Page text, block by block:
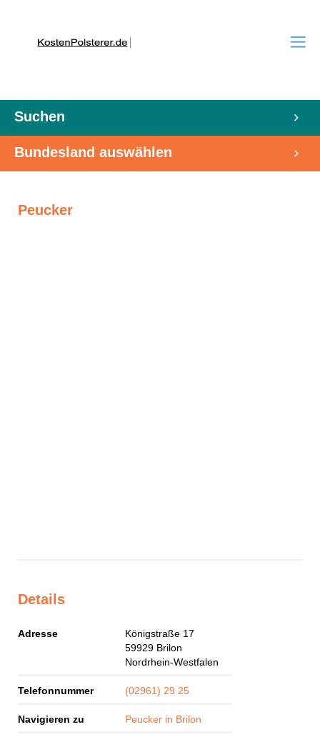
Suchen
Bundesland auswählen
Peucker
Details
Adresse
Königstraße 17
59929 Brilon
Nordrhein-Westfalen
Telefonnummer (02961) 29 25
Navigieren zu Peucker in Brilon